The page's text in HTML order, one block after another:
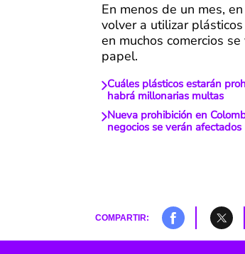
En menos de un mes,
volver a utilizar
en muchos comercios
papel.
Cuáles plásticos estarán
habrá millonarias multas
Nueva prohibición en
negocios se verán afectados
COMPARTIR: